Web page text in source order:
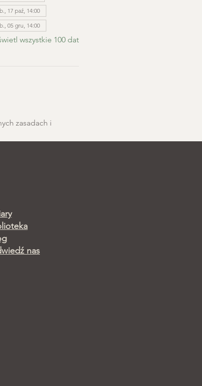
17 paź, 14:00
05 gru, 14:00
wszystkie 100 dat
zasadach i
nas